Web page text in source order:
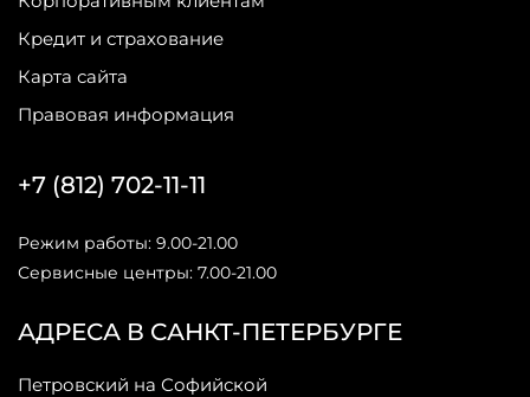
Кредит и страхование
Карта сайта
Правовая информация
АДРЕСА В САНКТ-ПЕТЕРБУРГЕ
Петровский на Софийской
+7 (812) 702-11-11
Режим работы: 9.00-21.00
Сервисные центры: 7.00-21.00